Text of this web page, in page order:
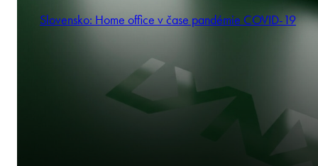
Slovensko: Home office v čase pandémie COVID-19